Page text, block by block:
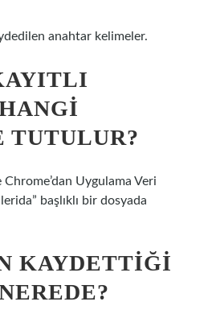
anahtar kelimeler.
TUTULUR?
Chrome’dan Uygulama Veri
başlıklı bir dosyada
KAYDETTIĞI